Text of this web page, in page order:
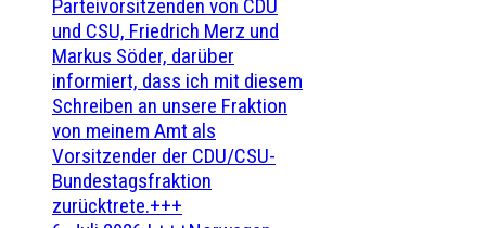
Parteivorsitzenden von CDU
und CSU, Friedrich Merz und
Markus Söder, darüber
informiert, dass ich mit diesem
Schreiben an unsere Fraktion
von meinem Amt als
Vorsitzender der CDU/CSU-
Bundestagsfraktion
zurücktrete.+++